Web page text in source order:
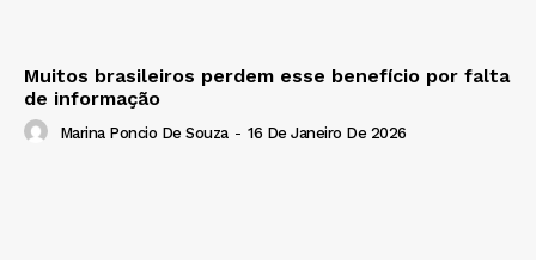
Muitos brasileiros perdem esse benefício por falta
de informação
Marina Poncio De Souza - 16 De Janeiro De 2026